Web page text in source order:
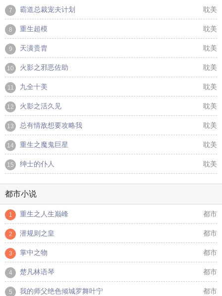
7 霸道总裁宠夫计划 耽美
8 重生超模 耽美
9 天潢贵胄 耽美
10 火影之邪恶佐助 耽美
11 九全十美 耽美
12 火影之活久见 耽美
13 总有情敌想要攻略我 耽美
14 重生之魔鬼巨星 耽美
15 绅士的仆人 耽美
都市小说
1 重生之人生巅峰 都市
2 潜规则之皇 都市
3 掌中之物 都市
4 楚凡林语琴 都市
5 我的师父绝色倾城罗舞叶宁 都市